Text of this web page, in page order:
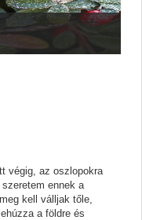
végig, az oszlopokra
ennek a
kell válljak tőle,
a földre és